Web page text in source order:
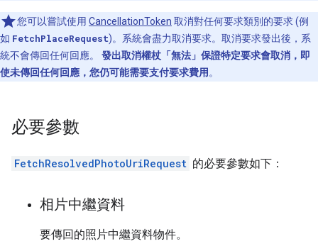
您可以嘗試使用 CancellationToken 取消對任何要求類別的要求 (例
如 FetchPlaceRequest)。系統會盡力取消要求。取消要求發出後，系
統不會傳回任何回應。 發出取消權杖「無法」保證特定要求會取消，即
使未傳回任何回應，您仍可能需要支付要求費用 。
必要參數
FetchResolvedPhotoUriRequest 的必要參數如下：
相片中繼資料
要傳回的照片中繼資料物件。